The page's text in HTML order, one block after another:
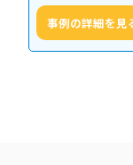
事例の詳細を見